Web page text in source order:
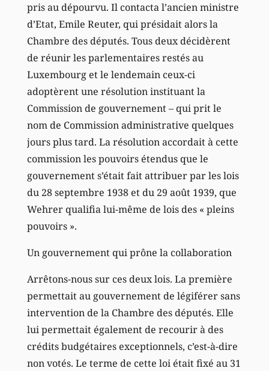
pris au dépourvu. Il contacta l’ancien ministre
d’Etat, Emile Reuter, qui présidait alors la
Chambre des députés. Tous deux décidèrent
de réunir les parlementaires restés au
Luxembourg et le lendemain ceux-ci
adoptèrent une résolution instituant la
Commission de gouvernement – qui prit le
nom de Commission administrative quelques
jours plus tard. La résolution accordait à cette
commission les pouvoirs étendus que le
gouvernement s’était fait attribuer par les lois
du 28 septembre 1938 et du 29 août 1939, que
Wehrer qualifia lui-même de lois des « pleins
pouvoirs ».
Un gouvernement qui prône la collaboration
Arrêtons-nous sur ces deux lois. La première
permettait au gouvernement de légiférer sans
intervention de la Chambre des députés. Elle
lui permettait également de recourir à des
crédits budgétaires exceptionnels, c’est-à-dire
non votés. Le terme de cette loi était fixé au 31